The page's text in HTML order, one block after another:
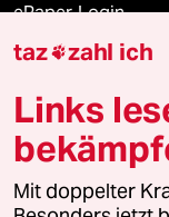
ePaper Login
Downloads für
© 2026 taz
Alle Rechte
wenden Sie sich bitte an
taz zahl ich
Links
Mit doppelter